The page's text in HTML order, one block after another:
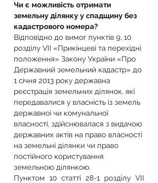
Чи є можливість отримати
земельну ділянку у спадщину без
кадастрового номера?
Відповідно до вимог пунктів 9, 10
розділу VII «Прикінцеві та перехідні
положення» Закону України «Про
Державний земельний кадастр» до
1 січня 2013 року державна
реєстрація земельних ділянок, які
передавалися у власність із земель
державної чи комунальної
власності, здійснювалася з видачою
державних актів на право власності
на земельні ділянки чи право
постійного користування
земельною ділянкою.
Пунктом 10 статті 28-1 розділу VII